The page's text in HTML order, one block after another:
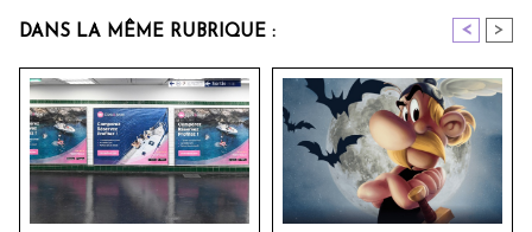
DANS LA MÊME RUBRIQUE : < >